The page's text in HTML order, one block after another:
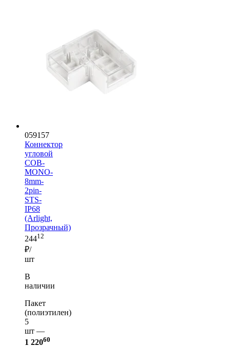
059157
Коннектор
угловой
COB-
MONO-
8mm-
2pin-
STS-
IP68
(Arlight,
Прозрачный)
24412
₽/
шт
В
наличии
Пакет
(полиэтилен)
5
шт —
1 22060